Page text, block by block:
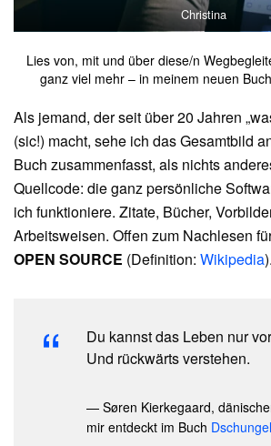
Christina
Lies von, mit und über diese/n
ganz viel mehr – in meinem neuen
Als jemand, der seit über 20 Jahren
(sic!) macht, sehe ich das Gesamtbild
Buch zusammenfasst, als nichts
Quellcode: die ganz persönliche
ich funktioniere. Zitate, Bücher,
Arbeitsweisen. Offen zum Nachlesen
OPEN SOURCE (Definition: Wikipedia).
Du kannst das Leben nur
Und rückwärts verstehen.
— Søren Kierkegaard,
mir entdeckt im Buch Dschungel